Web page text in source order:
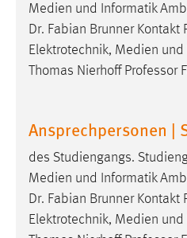
Medien und Informatik
Dr. Fabian Brunner Kontakt
Elektrotechnik, Medien
Thomas Nierhoff Professor
Ansprechpersonen |
des Studiengangs.
Medien und Informatik
Dr. Fabian Brunner Kontakt
Elektrotechnik, Medien